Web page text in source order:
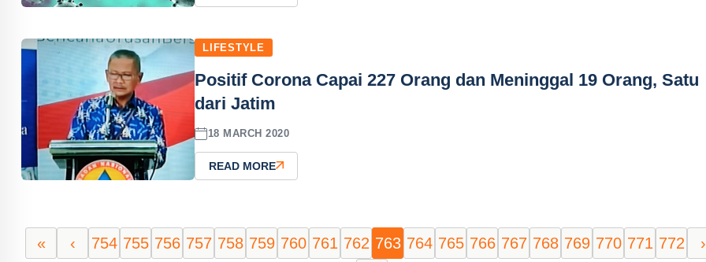
LIFESTYLE
Positif Corona Capai 227 Orang dan Meninggal 19 Orang, Satu
dari Jatim
18 MARCH 2020
READ MORE
« ‹ 754 755 756 757 758 759 760 761 762 763 764 765 766 767 768 769 770 771 772
›